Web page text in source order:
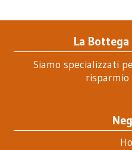
La
Siamo specializzati
risparmio